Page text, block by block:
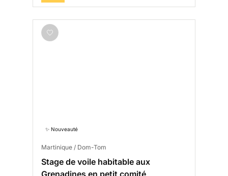
✨ Nouveauté
Martinique / Dom-Tom
Stage de voile habitable aux